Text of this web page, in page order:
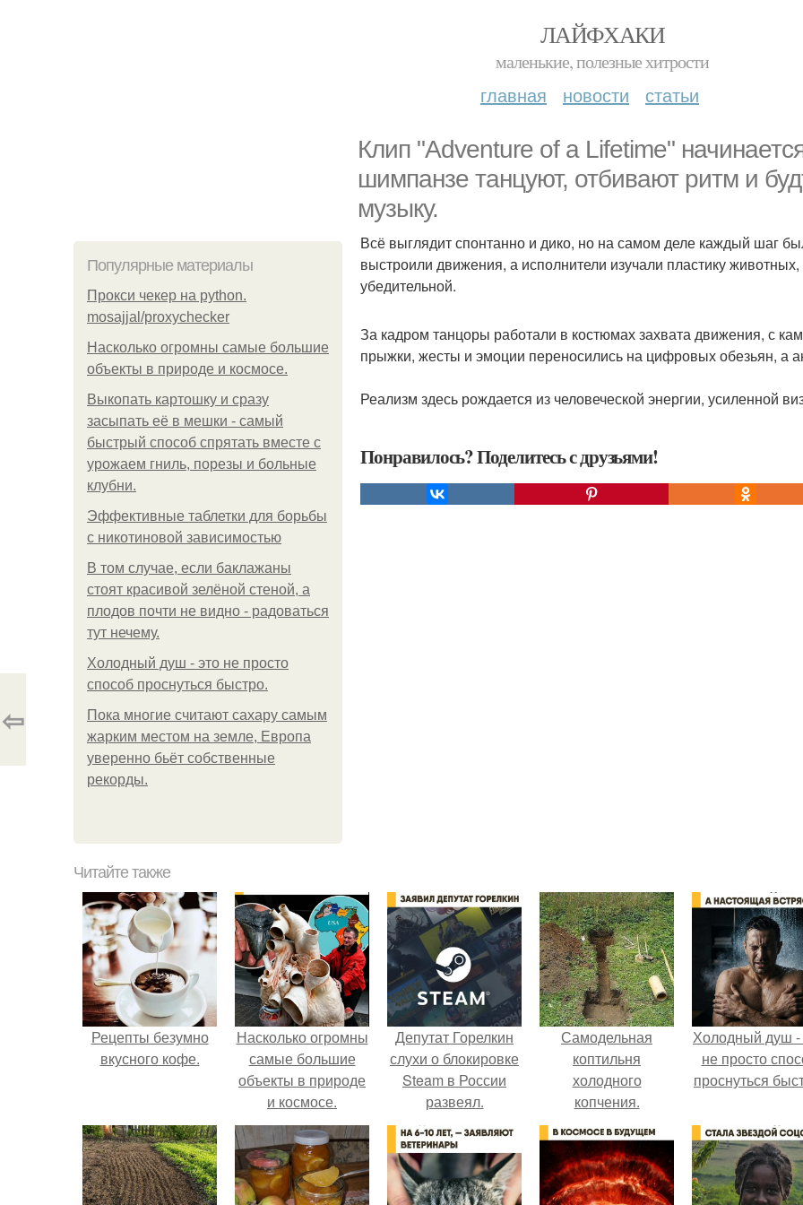
ЛАЙФХАКИ
маленькие, полезные хитрости
главная новости статьи
Клип "Adventure of a Lifetime"
шимпанзе танцуют, отбивают ритм и
музыку.
Популярные материалы
Прокси чекер на python.
mosajjal/proxychecker
Насколько огромны самые большие
объекты в природе и космосе.
Выкопать картошку и сразу
засыпать её в мешки - самый
быстрый способ спрятать вместе с
урожаем гниль, порезы и больные
клубни.
Эффективные таблетки для борьбы
с никотиновой зависимостью
В том случае, если баклажаны
стоят красивой зелёной стеной, а
плодов почти не видно - радоваться
тут нечему.
Холодный душ - это не просто
способ проснуться быстро.
Пока многие считают сахару самым
жарким местом на земле, Европа
уверенно бьёт собственные
рекорды.
Всё выглядит спонтанно и дико, но на самом деле каждый шаг
выстроили движения, а исполнители изучали пластику
убедительной.
За кадром танцоры работали в костюмах захвата движения, с
прыжки, жесты и эмоции переносились на цифровых обезьян,
Реализм здесь рождается из человеческой энергии, усиленной
Понравилось? Поделитесь с друзьями!
⇦
Читайте также
Рецепты безумно
вкусного кофе.
Насколько огромны
самые большие
объекты в природе
и космосе.
Депутат Горелкин
слухи о блокировке
Steam в России
развеял.
Самодельная
коптильня
холодного
копчения.
Холодный душ -
не просто
проснуться